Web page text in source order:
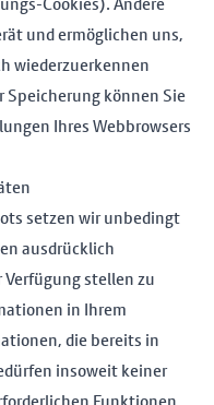
und ermöglichen uns,
wiederzuerkennen
Speicherung können Sie
Ihres Webbrowsers
setzen wir unbedingt
ausdrücklich
stellen zu
in Ihrem
die bereits in
insoweit keiner